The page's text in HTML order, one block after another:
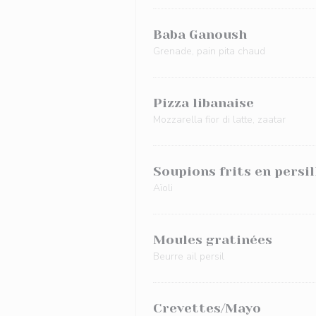
Baba Ganoush
Grenade, pain pita chaud
Pizza libanaise
Mozzarella fior di latte, zaatar
Soupions frits en
Aïoli
Moules gratinées
Beurre ail persil
Crevettes/Mayo